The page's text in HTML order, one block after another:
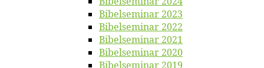
Bi­bel­se­mi­nar 2023
Bi­bel­se­mi­nar 2022
Bi­bel­se­mi­nar 2021
Bi­bel­se­mi­nar 2020
Bi­bel­se­mi­nar 2019